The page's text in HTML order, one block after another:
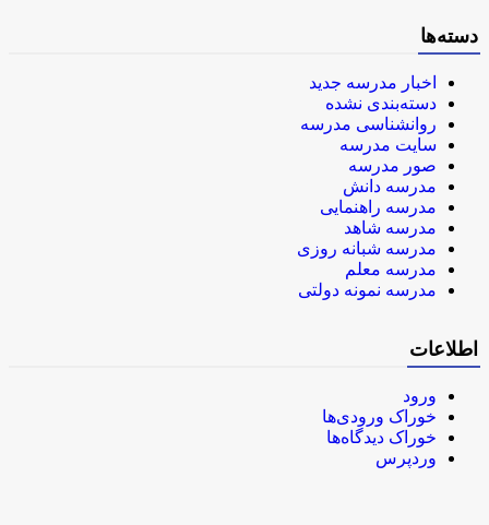
دسته‌ها
اخبار مدرسه جدید
دسته‌بندی نشده
روانشناسی مدرسه
سایت مدرسه
صور مدرسه
مدرسه دانش
مدرسه راهنمایی
مدرسه شاهد
مدرسه شبانه روزی
مدرسه معلم
مدرسه نمونه دولتی
اطلاعات
ورود
خوراک ورودی‌ها
خوراک دیدگاه‌ها
وردپرس